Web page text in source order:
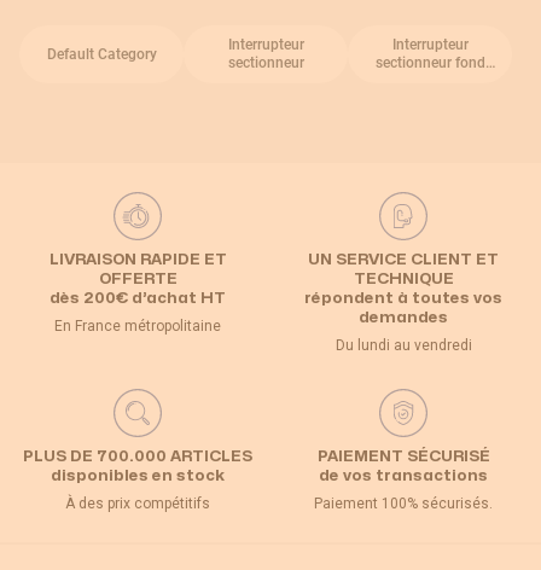
Default Category
Interrupteur
sectionneur
Interrupteur
sectionneur fond
LIVRAISON RAPIDE ET
OFFERTE
dès 200€ d’achat HT
En France métropolitaine
UN SERVICE CLIENT ET
TECHNIQUE
répondent à toutes vos
demandes
Du lundi au vendredi
PLUS DE 700.000 ARTICLES
disponibles en stock
À des prix compétitifs
PAIEMENT SÉCURISÉ
de vos transactions
Paiement 100% sécurisés.